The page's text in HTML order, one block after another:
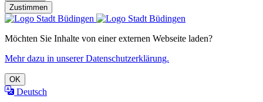
Zustimmen
Möchten Sie Inhalte von einer externen Webseite laden?
Mehr dazu in unserer Datenschutzerklärung.
OK
Deutsch